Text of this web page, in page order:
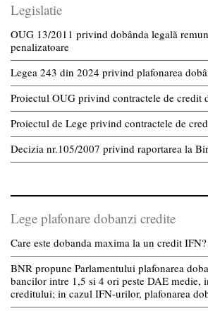
Legislatie
OUG 13/2011 privind dobânda legală
penalizatoare
Legea 243 din 2024 privind plafonarea
Proiectul OUG privind contractele de credit
Proiectul de Lege privind contractele de
Decizia nr.105/2007 privind raportarea la
Lege plafonare dobanzi credite
Care este dobanda maxima la un credit IFN?
BNR propune Parlamentului plafonarea
bancilor intre 1,5 si 4 ori peste DAE medie,
creditului; in cazul IFN-urilor, plafonarea